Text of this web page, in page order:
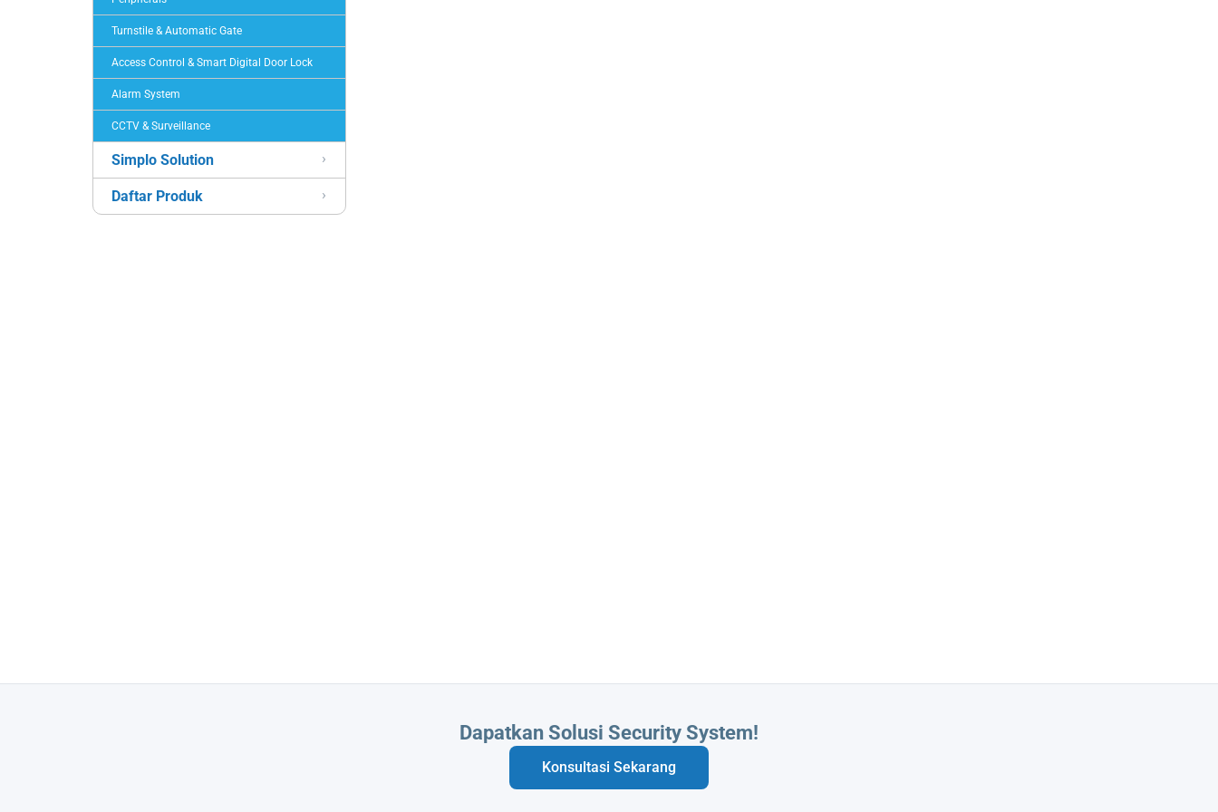
Turnstile & Automatic Gate
Access Control & Smart Digital Door Lock
Alarm System
CCTV & Surveillance
Simplo Solution
Daftar Produk
Butuh Integrasi Sistem Anda?
Konsultasi Sekarang